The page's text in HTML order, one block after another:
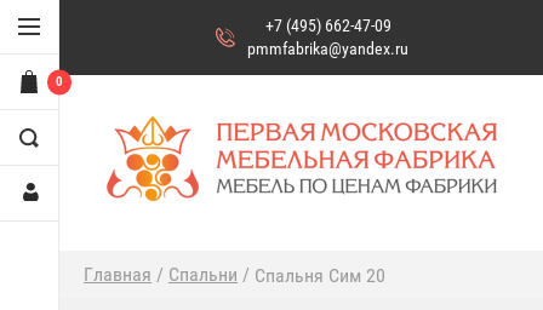
0
+7 (495) 662-47-09
pmmfabrika@yandex.ru
Главная / Спальни / Спальня Сим 20